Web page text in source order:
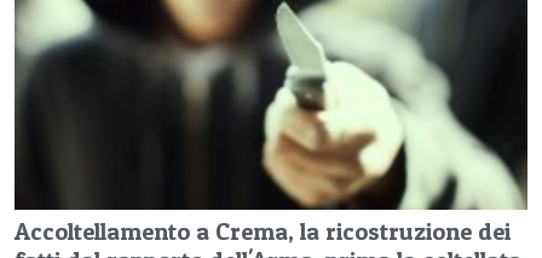
Accoltellamento a Crema, la ricostruzione dei